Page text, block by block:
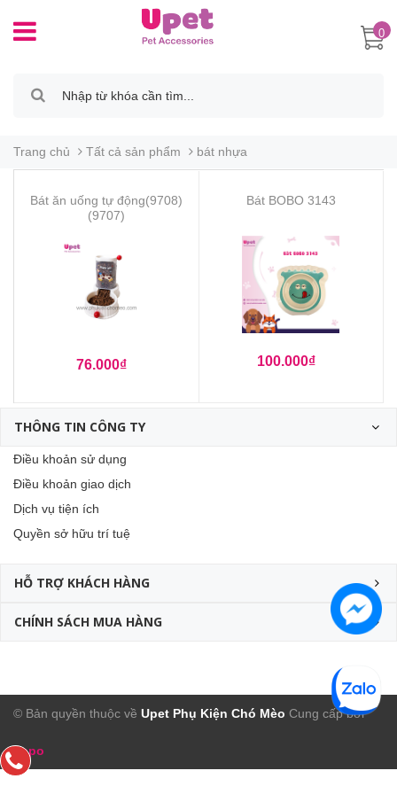
0
Trang chủ Tất cả sản phẩm bát nhựa
Bát ăn uống tự động(9708)
(9707)
76.000₫
Bát BOBO 3143
100.000₫
THÔNG TIN CÔNG TY
Điều khoản sử dụng
Điều khoản giao dịch
Dịch vụ tiện ích
Quyền sở hữu trí tuệ
HỖ TRỢ KHÁCH HÀNG
CHÍNH SÁCH MUA HÀNG
© Bản quyền thuộc về Upet Phụ Kiện Chó Mèo Cung cấp bởi
Sapo